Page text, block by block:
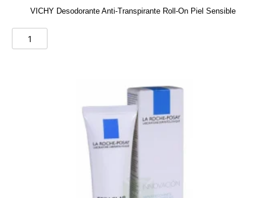
VICHY Desodorante Anti-Transpirante Roll-On Piel Sensible